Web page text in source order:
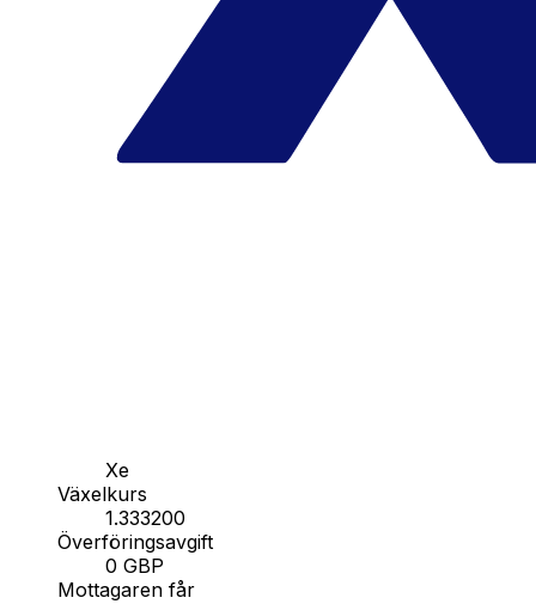
Xe
Växelkurs
1.333200
Överföringsavgift
0 GBP
Mottagaren får